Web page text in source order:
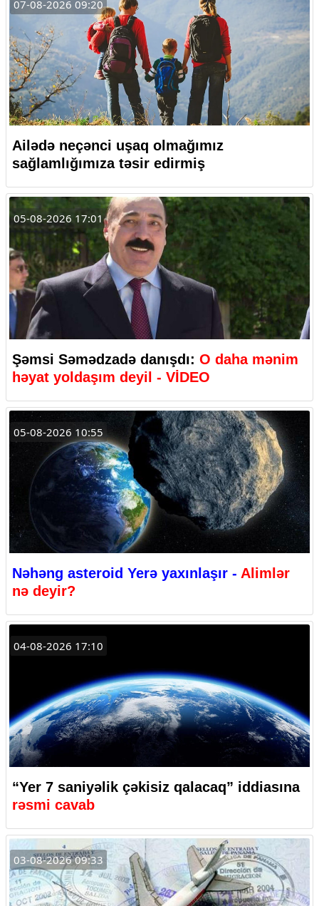
07-08-2026 09:20
Ailədə neçənci uşaq olmağımız
sağlamlığımıza təsir edirmiş
05-08-2026 17:01
Şəmsi Səmədzadə danışdı: O daha mənim
həyat yoldaşım deyil - VİDEO
05-08-2026 10:55
Nəhəng asteroid Yerə yaxınlaşır - Alimlər
nə deyir?
04-08-2026 17:10
“Yer 7 saniyəlik çəkisiz qalacaq” iddiasına
rəsmi cavab
03-08-2026 09:33